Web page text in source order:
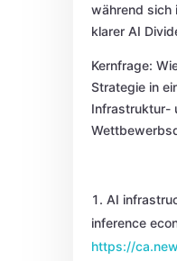
während sich
klarer AI
Kernfrage:
Strategie in
Infrastruktur-
AI
inference
https://